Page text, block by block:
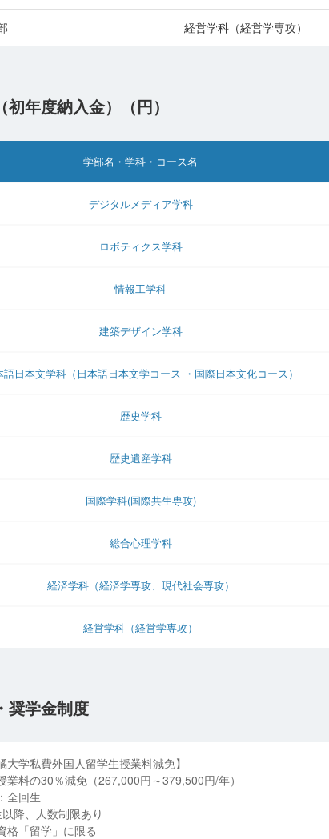
経営学科（経営学専攻）
初年度納入金）（円）
学部名・学科・コース名
デジタルメディア学科
ロボティクス学科
情報工学科
建築デザイン学科
語日本文学科（日本語日本文学コース ・国際日本文化コース）
歴史学科
歴史遺産学科
国際学科(国際共生専攻)
総合心理学科
経済学科（経済学専攻、現代社会専攻）
経営学科（経営学専攻）
奨学金制度
大学私費外国人留学生授業料減免】
業料の30％減免（267,000円～379,500円/年）
全回生
以降、人数制限あり
格「留学」に限る